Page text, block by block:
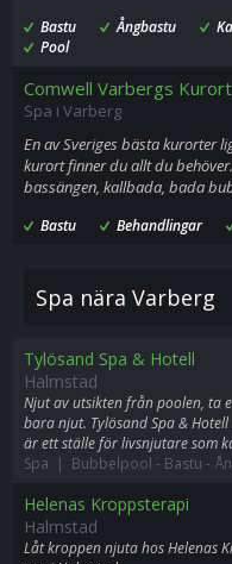
Bastu Ångbastu
Pool
Comwell Varbergs Kurort
Spa i Varberg
En av Sveriges bästa kurorter
kurort finner du allt du
bassängen, kallbada, bada
Bastu Behandlingar
Spa nära Varberg
Tylösand Spa & Hotell
Halmstad
Njut av utsikten från poolen, ta
bara njut. Tylösand Spa &
är ett ställe för livsnjutare som
Spa | Bubbelpool - Bastu -
Helenas Kroppsterapi
Halmstad
Låt kroppen njuta hos Helenas